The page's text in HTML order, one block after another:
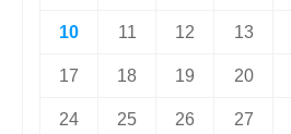
10 11 12 13
17 18 19 20
24 25 26 27